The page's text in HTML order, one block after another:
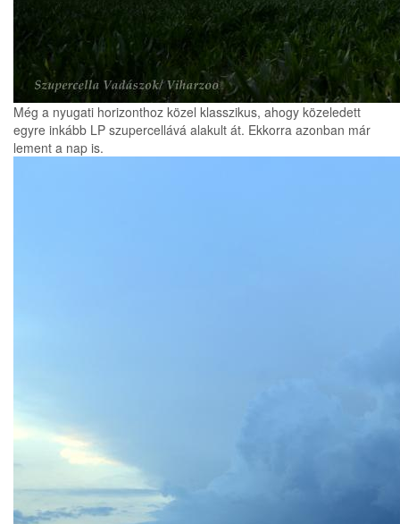
Még a nyugati horizonthoz közel klasszikus, ahogy közeledett
egyre inkább LP szupercellává alakult át. Ekkorra azonban már
lement a nap is.